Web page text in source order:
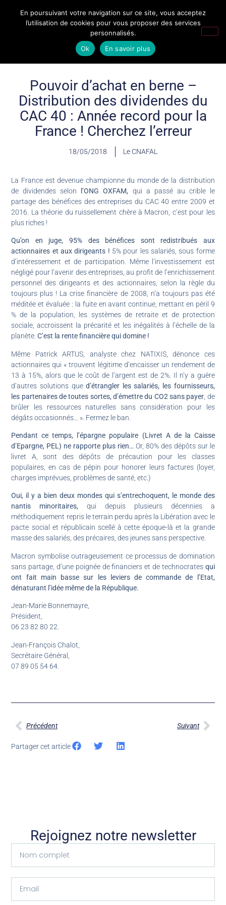
Pouvoir d’achat en berne –
Distribution des dividendes du
CAC 40 : Année record pour la
France ! Cherchez l’erreur
18/05/2018 Le CNAFAL
La France est devenue championne du monde de la distribution
de dividendes selon
l’ONG OXFAM, qui a passé au crible le
partage des bénéfices des entreprises du CAC 40 entre 2009 et
2016. La théorie du ruissellement chère à Macron, c’est pour les
plus riches !
Qu’on en juge, 95% des bénéfices sont redistribués aux
actionnaires et aux dirigeants ! 5% pour les salariés, sous forme
d’intéressement et de participation. Même l’investissement est
négligé pour l’avenir des entreprises, au profit de l’enrichissement
personnel des dirigeants et des actionnaires, selon la règle du
toujours plus ! La crise financière de 2008, n’a toujours pas été
méditée et évaluée : la fuite en avant continue, mettant en péril 9
% de la population, les systèmes de retraite et de protection
sociale, accroissent la précarité et les inégalités à l’échelle de la
planète.C’est la rente financière qui domine !
Même Patrick ARTUS, analyste chez NATIXIS, dénonce ces
actionnaires qui « trouvent légitime d’encaisser un rendement de
13 à 15%, alors que le coût de l’argent est de 2%. Il n’y a guère
d’autres solutions qued’étrangler les salariés, les fournisseurs,
les partenaires de toutes sortes, d’émettre du CO2 sans payer , de
brûler les ressources naturelles sans considération pour les
dégâts occasionnés… ». Fermez le ban.
Pendant ce temps, l’épargne populaire (Livret A de la Caisse
d’Epargne, PEL) ne rapporte plus rien… Or, 80% des dépôts sur le
livret A, sont des dépôts de précaution pour les classes
populaires, en cas de pépin pour honorer leurs factures (loyer,
charges imprévues, problèmes de santé, etc.)
Oui, il y a bien deux mondes qui s’entrechoquent, le monde des
nantis minoritaires, qui depuis plusieurs décennies a
méthodiquement repris le terrain perdu après la Libération avec le
pacte social et républicain scellé à cette époque-là et la grande
masse des salariés, des précaires, des jeunes sans perspective.
Macron symbolise outrageusement ce processus de domination
sans partage, d’une poignée de financiers et de technocrates qui
ont fait main basse sur les leviers de commande de l’Etat,
dénaturant l’idée même de la République.
Jean-Marie Bonnemayre,
Président,
06 23 82 80 22.
Jean-François Chalot,
Secrétaire Général,
07 89 05 54 64.
Précédent Suivant
Partager cet article
Rejoignez notre newsletter
En poursuivant votre navigation sur ce site, vous acceptez
l’utilisation de cookies pour vous proposer des services
personnalisés.
Ok
En savoir plus